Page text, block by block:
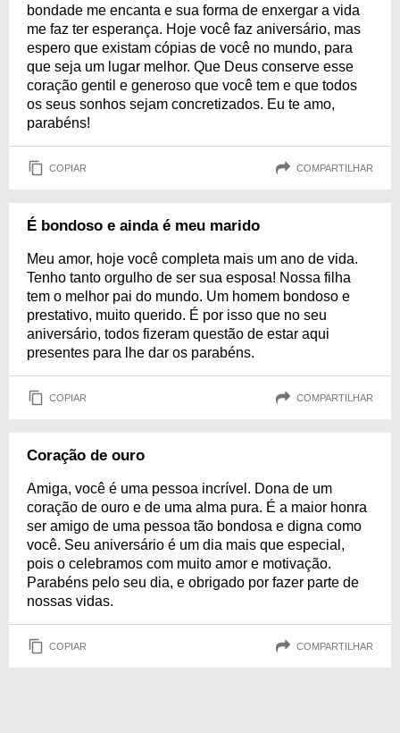
bondade me encanta e sua forma de enxergar a vida
me faz ter esperança. Hoje você faz aniversário, mas
espero que existam cópias de você no mundo, para
que seja um lugar melhor. Que Deus conserve esse
coração gentil e generoso que você tem e que todos
os seus sonhos sejam concretizados. Eu te amo,
parabéns!
COPIAR COMPARTILHAR
É bondoso e ainda é meu marido
Meu amor, hoje você completa mais um ano de vida.
Tenho tanto orgulho de ser sua esposa! Nossa filha
tem o melhor pai do mundo. Um homem bondoso e
prestativo, muito querido. É por isso que no seu
aniversário, todos fizeram questão de estar aqui
presentes para lhe dar os parabéns.
COPIAR COMPARTILHAR
Coração de ouro
Amiga, você é uma pessoa incrível. Dona de um
coração de ouro e de uma alma pura. É a maior honra
ser amigo de uma pessoa tão bondosa e digna como
você. Seu aniversário é um dia mais que especial,
pois o celebramos com muito amor e motivação.
Parabéns pelo seu dia, e obrigado por fazer parte de
nossas vidas.
COPIAR COMPARTILHAR